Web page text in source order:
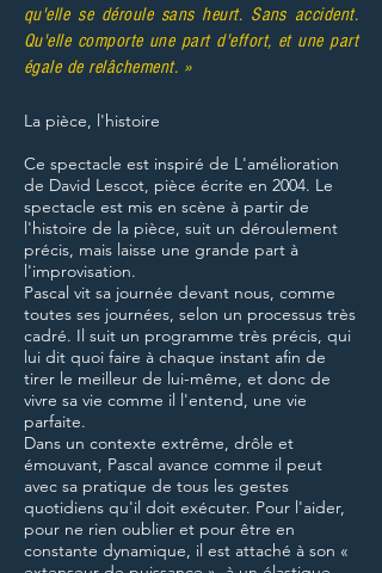
qu'elle se déroule sans heurt. Sans accident.
Qu'elle comporte une part d'effort, et une part
égale de relâchement. »
La pièce, l'histoire
Ce spectacle est inspiré de L'amélioration
de David Lescot, pièce écrite en 2004. Le
spectacle est mis en scène à partir de
l'histoire de la pièce, suit un déroulement
précis, mais laisse une grande part à
l'improvisation.
Pascal vit sa journée devant nous, comme
toutes ses journées, selon un processus très
cadré. Il suit un programme très précis, qui
lui dit quoi faire à chaque instant afin de
tirer le meilleur de lui-même, et donc de
vivre sa vie comme il l'entend, une vie
parfaite.
Dans un contexte extrême, drôle et
émouvant, Pascal avance comme il peut
avec sa pratique de tous les gestes
quotidiens qu'il doit exécuter. Pour l'aider,
pour ne rien oublier et pour être en
constante dynamique, il est attaché à son «